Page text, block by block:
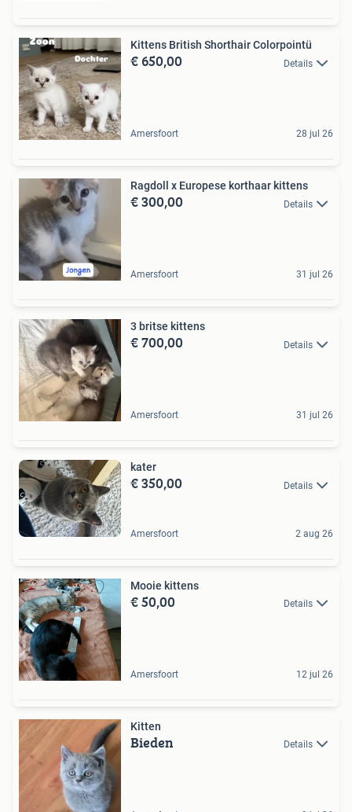
Kittens British Shorthair Colorpointü
€ 650,00 Details
Amersfoort 28 jul 26
Ragdoll x Europese korthaar kittens
€ 300,00 Details
Amersfoort 31 jul 26
3 britse kittens
€ 700,00 Details
Amersfoort 31 jul 26
kater
€ 350,00 Details
Amersfoort 2 aug 26
Mooie kittens
€ 50,00 Details
Amersfoort 12 jul 26
Kitten
Bieden Details